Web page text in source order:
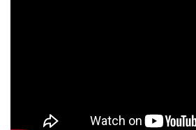
NYXmag 2. Yaş Kutlama Etkinliği